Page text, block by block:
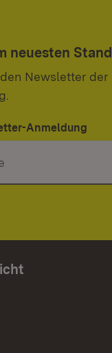
neuesten Stand
Newsletter der
Anmeldung